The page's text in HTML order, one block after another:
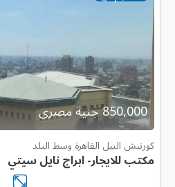
850,000 جنية مصرى
كورنيش النيل القاهرة وسط البلد
مكتب للايجار- ابراج نايل سيتي